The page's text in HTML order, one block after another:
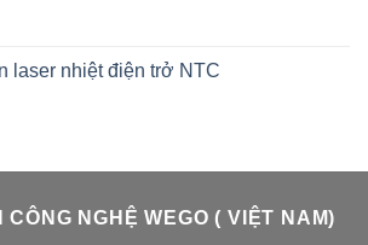
laser nhiệt điện trở NTC
CÔNG NGHỆ WEGO ( VIỆT NAM)